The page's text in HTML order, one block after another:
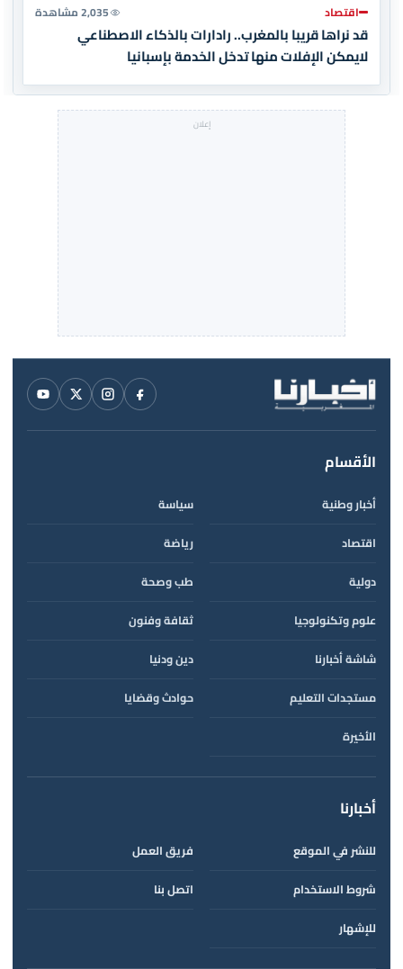
اقتصاد 2,035 مشاهدة
قد نراها قريبا بالمغرب.. رادارات بالذكاء الاصطناعي
لايمكن الإفلات منها تدخل الخدمة بإسبانيا
الأقسام
أخبار وطنية
سياسة
اقتصاد
رياضة
دولية
طب وصحة
علوم وتكنولوجيا
ثقافة وفنون
شاشة أخبارنا
دين ودنيا
مستجدات التعليم
حوادث وقضايا
الأخيرة
أخبارنا
للنشر في الموقع
فريق العمل
شروط الاستخدام
اتصل بنا
للإشهار